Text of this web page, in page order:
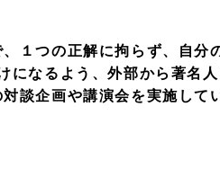
１つの正解に拘らず、自分
になるよう、外部から著名人
談企画や講演会を実施して